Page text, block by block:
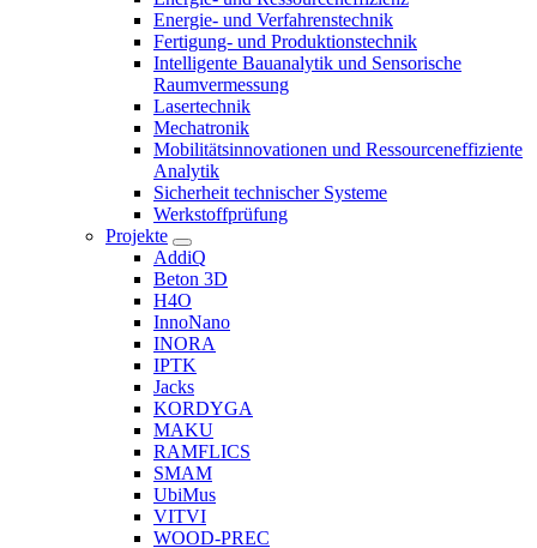
Energie- und Verfahrenstechnik
Fertigung- und Produktionstechnik
Intelligente Bauanalytik und Sensorische
Raumvermessung
Lasertechnik
Mechatronik
Mobilitätsinnovationen und Ressourceneffiziente
Analytik
Sicherheit technischer Systeme
Werkstoffprüfung
Projekte
AddiQ
Beton 3D
H4O
InnoNano
INORA
IPTK
Jacks
KORDYGA
MAKU
RAMFLICS
SMAM
UbiMus
VITVI
WOOD-PREC